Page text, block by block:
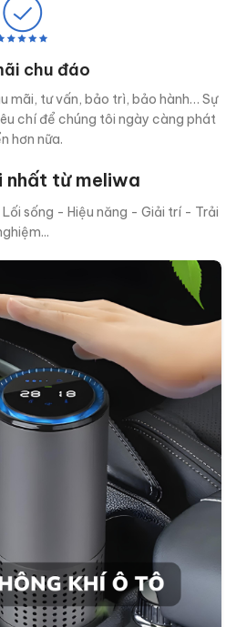
chu đáo
mãi, tư vấn, bảo trì, bảo hành… Sự
chí để chúng tôi ngày càng phát
hơn nữa.
nhất từ meliwa
sống - Hiệu năng - Giải trí - Trải
thường gặp